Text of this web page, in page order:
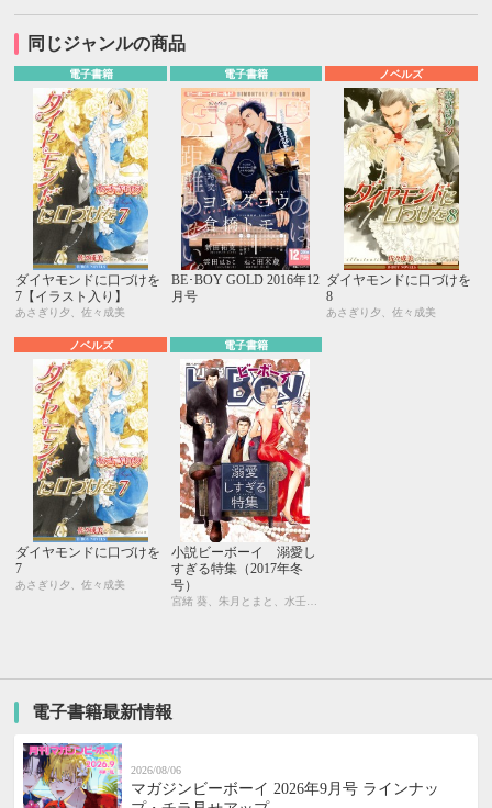
同じジャンルの商品
電子書籍
ダイヤモンドに口づけを
7【イラスト入り】
あさぎり夕、佐々成美
電子書籍
BE･BOY GOLD 2016年12
月号
ノベルズ
ダイヤモンドに口づけを
8
あさぎり夕、佐々成美
ノベルズ
ダイヤモンドに口づけを
7
あさぎり夕、佐々成美
電子書籍
小説ビーボーイ 溺愛し
すぎる特集（2017年冬
号）
宮緒 葵、朱月とまと、水壬楓子、しおべり由生、吉田ナツ、森原八鹿、彩寧一叶、高世ナオキ、遠野春日、円陣闇丸、東野ゆき、園千代子、東野 海、林 マキ、永井三郎、福嶋ユッカ、モリフジ、黒田 屑、ゆうき
電子書籍最新情報
2026/08/06
マガジンビーボーイ 2026年9月号 ラインナッ